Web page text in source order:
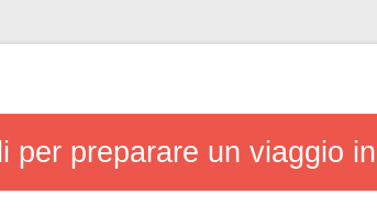
per preparare un viaggio